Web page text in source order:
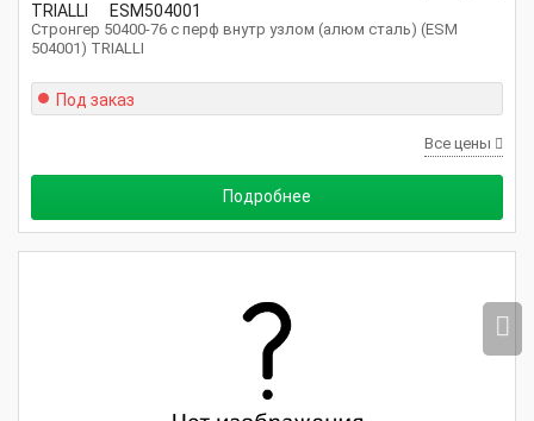
TRIALLI ESM504001
Стронгер 50400-76 с перф внутр узлом (алюм сталь) (ESM
504001) TRIALLI
Под заказ
Все цены
Подробнее